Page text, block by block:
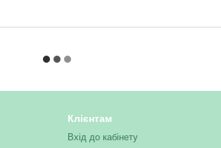
Клієнтам
Вхід до кабінету